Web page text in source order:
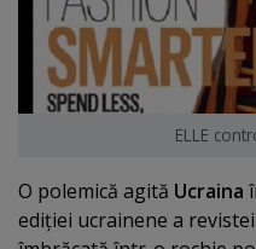
ELLE
O polemică agită Ucraina
ediţiei ucrainene a revistei